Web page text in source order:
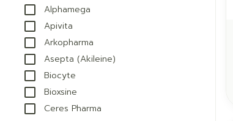
Alphamega
Apivita
Arkopharma
Asepta (Akileine)
Biocyte
Bioxsine
Ceres Pharma